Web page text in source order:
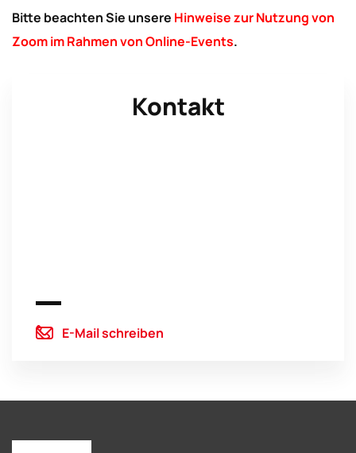
Bitte beachten Sie unsere Hinweise zur Nutzung von
Zoom im Rahmen von Online-Events.
Kontakt
E-Mail schreiben